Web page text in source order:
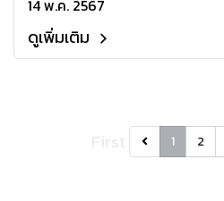
เรื่องแรกจากค่าย ญิบฟิล์ม
14 พ.ค. 2567
ดูเพิ่มเติม
1 2